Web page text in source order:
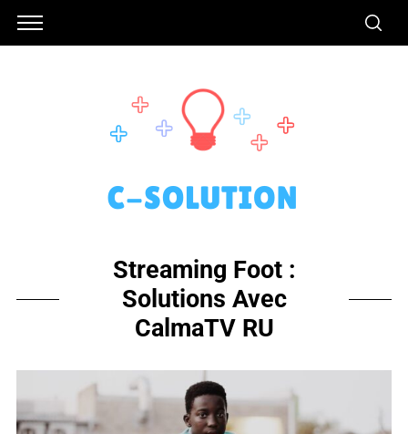
Streaming Foot :
Solutions Avec
CalmaTV RU